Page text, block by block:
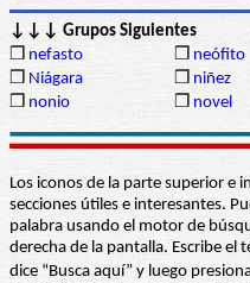
↓↓↓ Grupos Siguientes
❒ nefasto ❒ neófito
❒ Niágara ❒ niñez
❒ nonio ❒ novel
Los iconos de la parte superior e
secciones útiles e interesantes.
palabra usando el motor de
derecha de la pantalla. Escribe el
dice “Busca aquí” y luego